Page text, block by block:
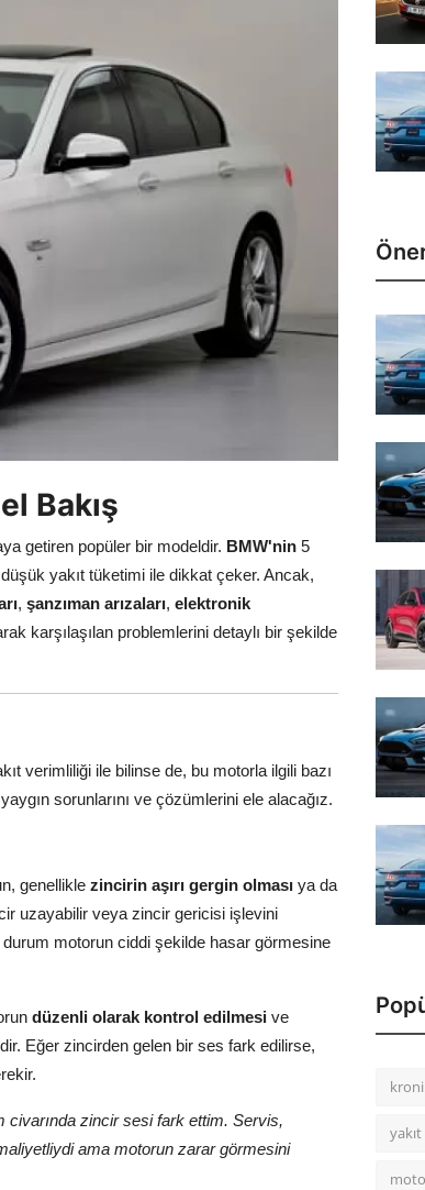
Bakış
getiren popüler bir modeldir. BMW'nin 5
yakıt tüketimi ile dikkat çeker. Ancak,
, şanzıman arızaları, elektronik
karşılaşılan problemlerini detaylı bir şekilde
verimliliği ile bilinse de, bu motorla ilgili bazı
sorunlarını ve çözümlerini ele alacağız.
genellikle zincirin aşırı gergin olması ya da
uzayabilir veya zincir gericisi işlevini
durum motorun ciddi şekilde hasar görmesine
düzenli olarak kontrol edilmesi ve
Eğer zincirden gelen bir ses fark edilirse,
civarında zincir sesi fark ettim. Servis,
ama motorun zarar görmesini